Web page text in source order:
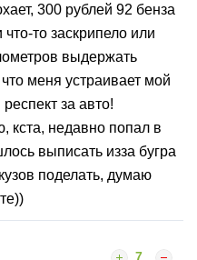
300 рублей 92 бенза
то заскрипело или
выдержать
меня устраивает мой
за авто!
кста, недавно попал в
выписать изза бугра
поделать, думаю
7